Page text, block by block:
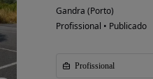
Gandra (Porto)
Profissional • Publicado
Profissional